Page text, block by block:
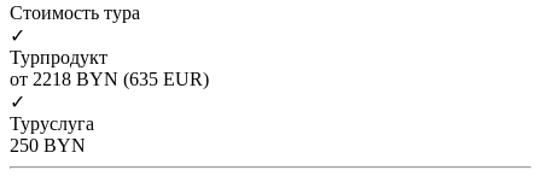
Cтоимость тура
✓
Турпродукт
от 2218 BYN (635 EUR)
✓
Туруслуга
250 BYN